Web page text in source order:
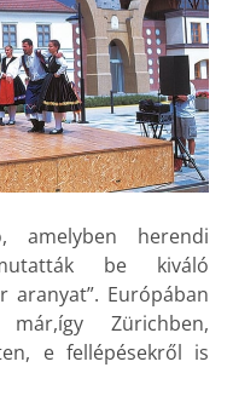
amelyben herendi
be kiváló
aranyat”. Európában
Zürichben,
e fellépésekről is